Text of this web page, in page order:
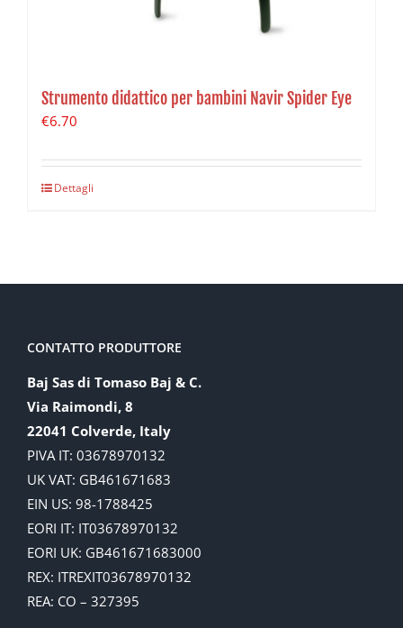
Strumento didattico per bambini Navir Spider Eye
€6.70
Dettagli
CONTATTO PRODUTTORE
Baj Sas di Tomaso Baj & C.
Via Raimondi, 8
22041 Colverde, Italy
PIVA IT: 03678970132
UK VAT: GB461671683
EIN US: 98-1788425
EORI IT: IT03678970132
EORI UK: GB461671683000
REX: ITREXIT03678970132
REA: CO – 327395